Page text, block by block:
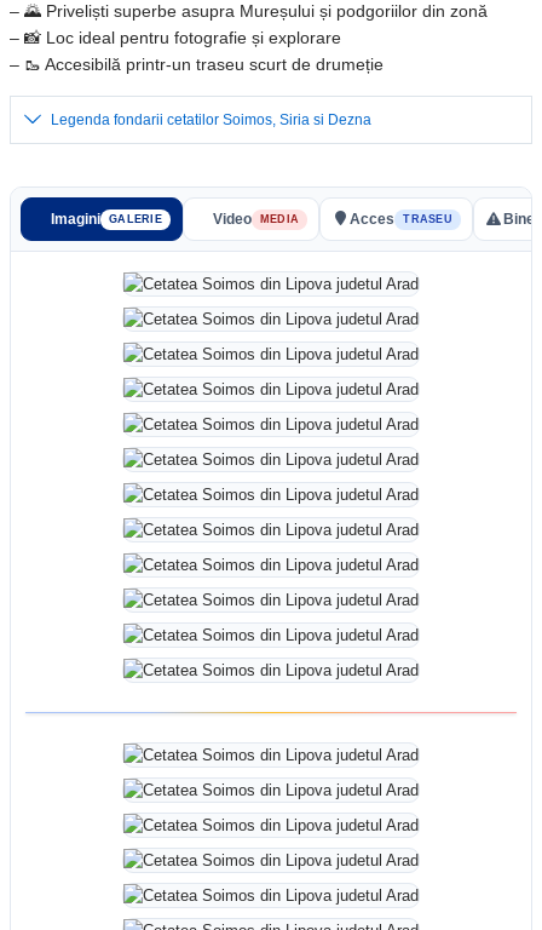
– 🌄 Priveliști superbe asupra Mureșului și podgoriilor din zonă
– 📸 Loc ideal pentru fotografie și explorare
– 🥾 Accesibilă printr-un traseu scurt de drumeție
Legenda fondarii cetatilor Soimos, Siria si Dezna
Imagini GALERIE Video MEDIA Acces TRASEU Bine